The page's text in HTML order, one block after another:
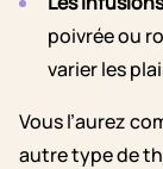
poivrée ou
varier les
Vous l’aurez
autre type de